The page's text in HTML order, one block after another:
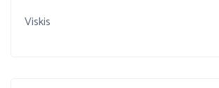
Viskis